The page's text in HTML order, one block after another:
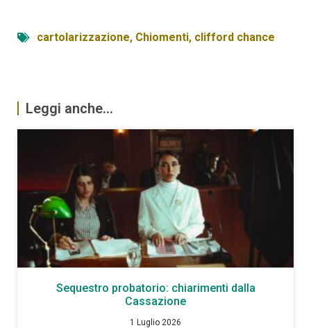
cartolarizzazione, Chiomenti, clifford chance
Leggi anche...
Sequestro probatorio: chiarimenti dalla
Cassazione
1 Luglio 2026